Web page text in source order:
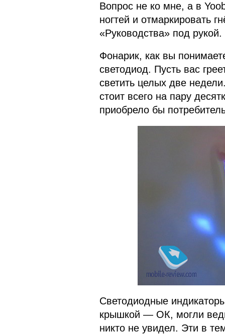
Вопрос не ко мне, а в
ногтей и отмаркировать
«Руководства» под рукой.
Фонарик, как вы
светодиод. Пусть вас
светить целых две
стоит всего на пару
приобрело бы
Светодиодные
крышкой — ОК, могли
никто не увидел. Эти в